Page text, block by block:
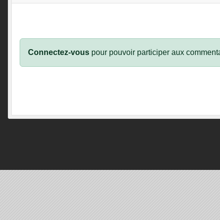
Connectez-vous pour pouvoir participer aux